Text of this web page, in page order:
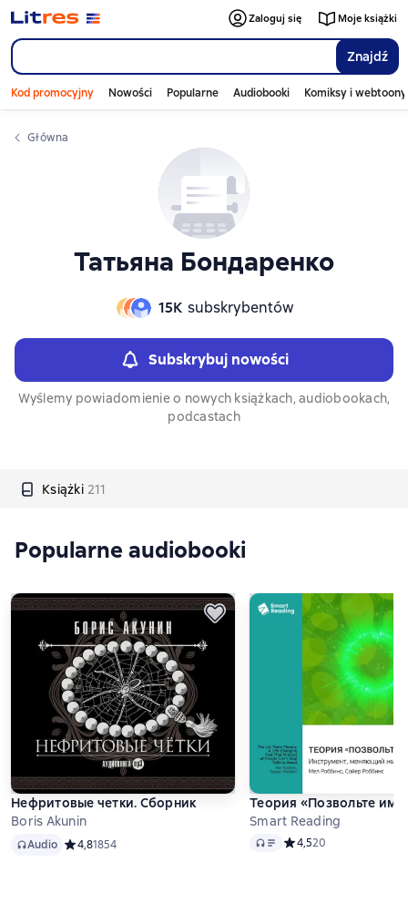
Znajdź
Zaloguj się Moje książki
Kod promocyjny Nowości Popularne Audiobooki Komiksy i webtoony
Główna
Татьяна Бондаренко
15К subskrybentów
Subskrybuj nowości
Wyślemy powiadomienie o nowych książkach, audiobookach,
podcastach
Książki 211
Слайдер с книгами
Popularne audiobooki
Нефритовые четки. Сборник
Boris Akunin
AudioAudio Средний рейтинг 4,8 на основе 1854 оценок
4,81854
Теория «Позвольте
Smart Reading
Audio Средний рейтинг 4,5
4,520